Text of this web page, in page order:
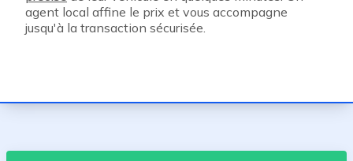
agent local affine le prix et vous accompagne
jusqu'à la transaction sécurisée.